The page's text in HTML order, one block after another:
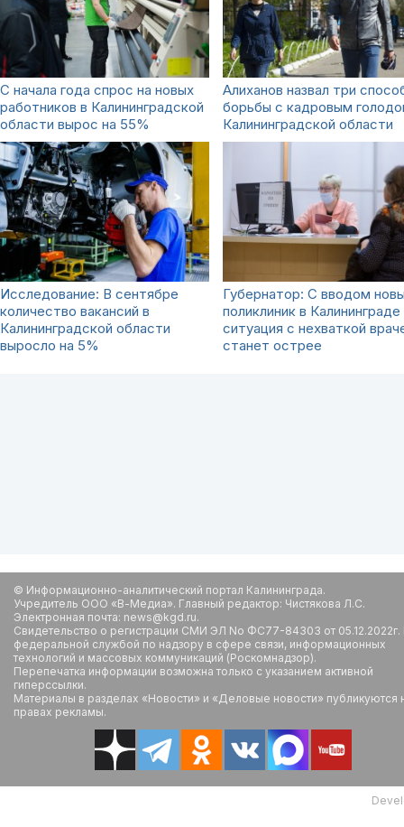
С начала года спрос на новых
работников в Калининградской
области вырос на 55%
Алиханов назвал три
борьбы с кадровым
Калининградской области
Исследование: В сентябре
количество вакансий в
Калининградской области
выросло на 5%
Губернатор: С вводом
поликлиник в Калининграде
ситуация с нехваткой
станет острее
© Информационно-аналитический портал Калининграда.
Учредитель ООО «В-Медиа». Главный редактор: Чистякова Л.С.
Электронная почта: news@kgd.ru.
Свидетельство о регистрации СМИ ЭЛ No ФС77-84303 от
федеральной службой по надзору в сфере связи, информационных
технологий и массовых коммуникаций (Роскомнадзор).
Перепечатка информации возможна только с указанием активной
гиперссылки.
Материалы в разделах «Новости» и «Деловые новости» публикуются
правах рекламы.